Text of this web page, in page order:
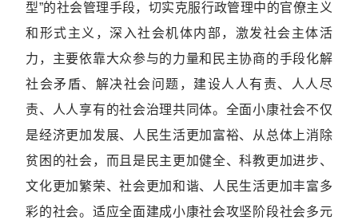
型”的社会管理手段，切实克服行政管理中的官僚主义
和形式主义，深入社会机体内部，激发社会主体活
力，主要依靠大众参与的力量和民主协商的手段化解
社会矛盾、解决社会问题，建设人人有责、人人尽
责、人人享有的社会治理共同体。全面小康社会不仅
是经济更加发展、人民生活更加富裕、从总体上消除
贫困的社会，而且是民主更加健全、科教更加进步、
文化更加繁荣、社会更加和谐、人民生活更加丰富多
彩的社会。适应全面建成小康社会攻坚阶段社会多元